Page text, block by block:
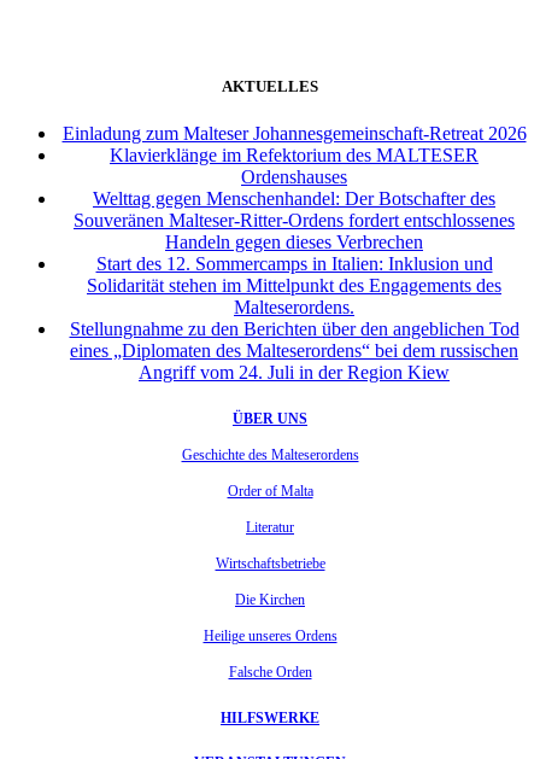
AKTUELLES
Einladung zum Malteser Johannesgemeinschaft-Retreat 2026
Klavierklänge im Refektorium des MALTESER
Ordenshauses
Welttag gegen Menschenhandel: Der Botschafter des
Souveränen Malteser-Ritter-Ordens fordert entschlossenes
Handeln gegen dieses Verbrechen
Start des 12. Sommercamps in Italien: Inklusion und
Solidarität stehen im Mittelpunkt des Engagements des
Malteserordens.
Stellungnahme zu den Berichten über den angeblichen Tod
eines „Diplomaten des Malteserordens“ bei dem russischen
Angriff vom 24. Juli in der Region Kiew
ÜBER UNS
Geschichte des Malteserordens
Order of Malta
Literatur
Wirtschaftsbetriebe
Die Kirchen
Heilige unseres Ordens
Falsche Orden
HILFSWERKE